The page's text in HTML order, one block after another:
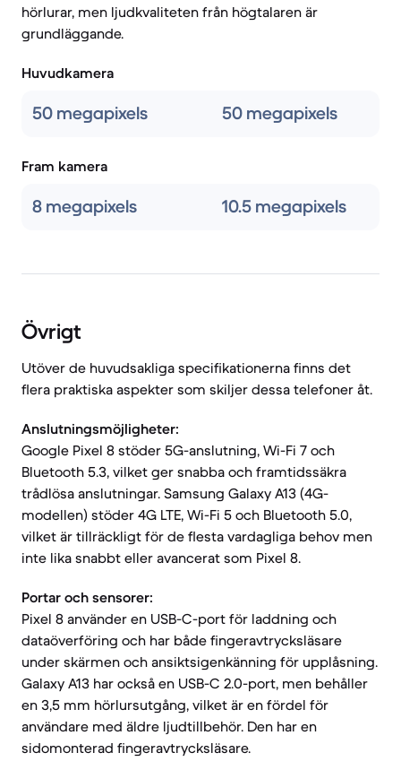
hörlurar, men ljudkvaliteten från högtalaren är
grundläggande.
Huvudkamera
50 megapixels 50 megapixels
Fram kamera
8 megapixels 10.5 megapixels
Övrigt
Utöver de huvudsakliga specifikationerna finns det
flera praktiska aspekter som skiljer dessa telefoner åt.
Anslutningsmöjligheter:
Google Pixel 8 stöder 5G-anslutning, Wi-Fi 7 och
Bluetooth 5.3, vilket ger snabba och framtidssäkra
trådlösa anslutningar. Samsung Galaxy A13 (4G-
modellen) stöder 4G LTE, Wi-Fi 5 och Bluetooth 5.0,
vilket är tillräckligt för de flesta vardagliga behov men
inte lika snabbt eller avancerat som Pixel 8.
Portar och sensorer:
Pixel 8 använder en USB-C-port för laddning och
dataöverföring och har både fingeravtrycksläsare
under skärmen och ansiktsigenkänning för upplåsning.
Galaxy A13 har också en USB-C 2.0-port, men behåller
en 3,5 mm hörlursutgång, vilket är en fördel för
användare med äldre ljudtillbehör. Den har en
sidomonterad fingeravtrycksläsare.